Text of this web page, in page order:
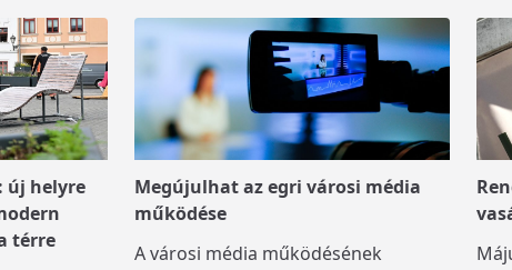
új helyre
térre
Megújulhat az egri városi média
működése
A városi média működésének